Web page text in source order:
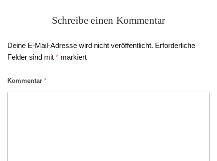
Schreibe einen Kommentar
Deine E-Mail-Adresse wird nicht veröffentlicht. Erforderliche
Felder sind mit * markiert
Kommentar *